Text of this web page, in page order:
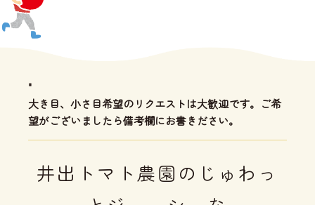
"
大き目、小さ目希望のリクエストは大歓迎です。ご希
望がございましたら備考欄にお書きださい。
井出トマト農園のじゅわっ